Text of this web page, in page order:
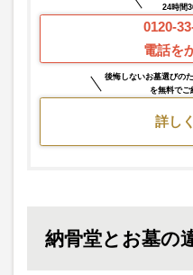
24時間
0120-
電話を
後悔しないお墓選びの
を無料でご
詳し
納骨堂とお墓の